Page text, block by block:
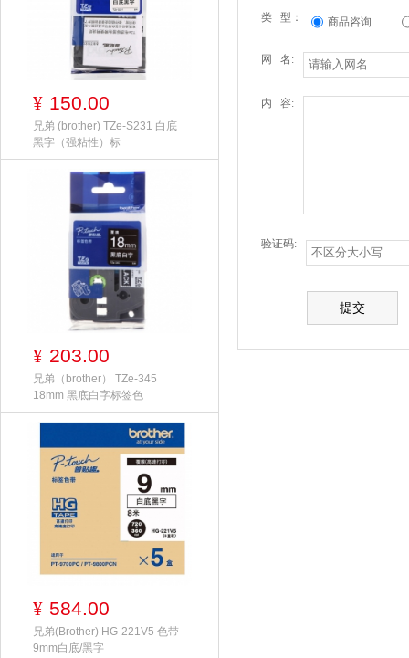
¥ 150.00
兄弟 (brother) TZe-S231 白底
黑字（强粘性）标
¥ 203.00
兄弟（brother） TZe-345
18mm 黑底白字标签色
¥ 584.00
兄弟(Brother) HG-221V5 色带
9mm白底/黑字
类 型： 商品咨询
网 名:
内 容:
验证码: